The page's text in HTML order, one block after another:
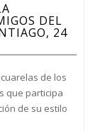
DEL
24
de los
que participa
de su estilo